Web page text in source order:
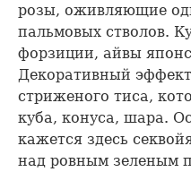
розы, оживляющие
пальмовых стволов.
форзиции, айвы
Декоративный
стриженого тиса,
куба, конуса, шара.
кажется здесь
над ровным зеленым